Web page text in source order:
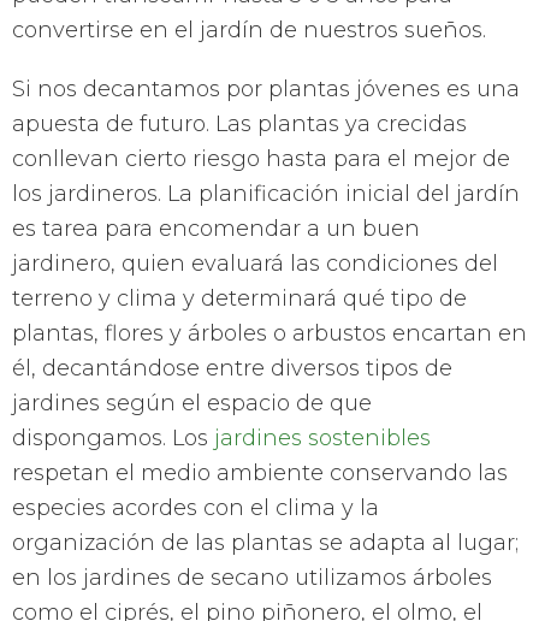
convertirse en el jardín de nuestros sueños.
Si nos decantamos por plantas jóvenes es una
apuesta de futuro. Las plantas ya crecidas
conllevan cierto riesgo hasta para el mejor de
los jardineros. La planificación inicial del jardín
es tarea para encomendar a un buen
jardinero, quien evaluará las condiciones del
terreno y clima y determinará qué tipo de
plantas, flores y árboles o arbustos encartan en
él, decantándose entre diversos tipos de
jardines según el espacio de que
dispongamos. Los jardines sostenibles
respetan el medio ambiente conservando las
especies acordes con el clima y la
organización de las plantas se adapta al lugar;
en los jardines de secano utilizamos árboles
como el ciprés, el pino piñonero, el olmo, el